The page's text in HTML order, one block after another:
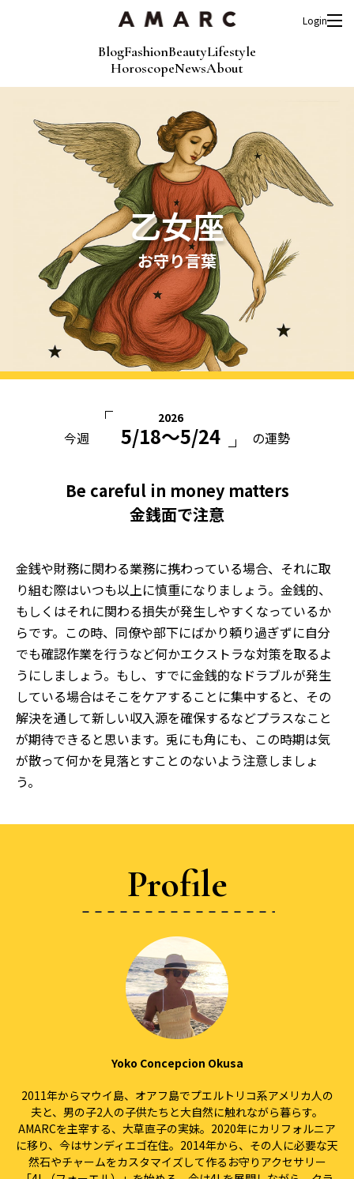
BlogFashionBeautyLifestyle
HoroscopeNewsAbout
Login
乙女座
お守り言葉
今週
2026
5/18〜5/24 の運勢
Be careful in money matters
金銭面で注意
金銭や財務に関わる業務に携わっている場合、それに取
り組む際はいつも以上に慎重になりましょう。金銭的、
もしくはそれに関わる損失が発生しやすくなっているか
らです。この時、同僚や部下にばかり頼り過ぎずに自分
でも確認作業を行うなど何かエクストラな対策を取るよ
うにしましょう。もし、すでに金銭的なドラブルが発生
している場合はそこをケアすることに集中すると、その
解決を通して新しい収入源を確保するなどプラスなこと
が期待できると思います。兎にも角にも、この時期は気
が散って何かを見落とすことのないよう注意しましょ
う。
Profile
Yoko Concepcion Okusa
2011年からマウイ島、オアフ島でプエルトリコ系アメリカ人の
夫と、男の子2人の子供たちと大自然に触れながら暮らす。
AMARCを主宰する、大草直子の実妹。2020年にカリフォルニア
に移り、今はサンディエゴ在住。2014年から、その人に必要な天
然石やチャームをカスタマイズして作るお守りアクセサリー